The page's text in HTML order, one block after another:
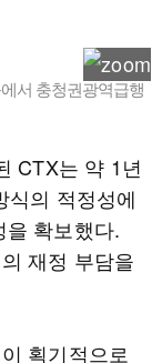
서 충청권광역급행
CTX는 약 1년
식의 적정성에
확보했다.
재정 부담을
획기적으로